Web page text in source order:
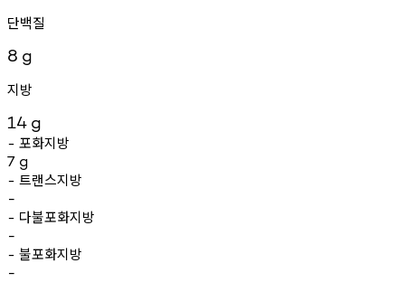
단백질
8 g
지방
14 g
- 포화지방
7 g
- 트랜스지방
-
- 다불포화지방
-
- 불포화지방
-